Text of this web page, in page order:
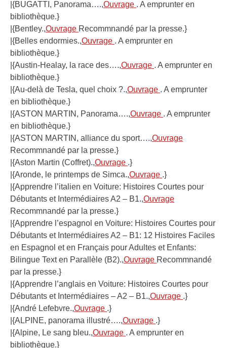
|{BUGATTI, Panorama….,Ouvrage . A emprunter en
bibliothèque.}
|{Bentley.,Ouvrage Recommnandé par la presse.}
|{Belles endormies.,Ouvrage . A emprunter en
bibliothèque.}
|{Austin-Healay, la race des….,Ouvrage . A emprunter en
bibliothèque.}
|{Au-delà de Tesla, quel choix ?.,Ouvrage . A emprunter
en bibliothèque.}
|{ASTON MARTIN, Panorama….,Ouvrage . A emprunter
en bibliothèque.}
|{ASTON MARTIN, alliance du sport….,Ouvrage
Recommnandé par la presse.}
|{Aston Martin (Coffret).,Ouvrage .}
|{Aronde, le printemps de Simca.,Ouvrage .}
|{Apprendre l’italien en Voiture: Histoires Courtes pour
Débutants et Intermédiaires A2 – B1.,Ouvrage
Recommnandé par la presse.}
|{Apprendre l’espagnol en Voiture: Histoires Courtes pour
Débutants et Intermédiaires A2 – B1: 12 Histoires Faciles
en Espagnol et en Français pour Adultes et Enfants:
Bilingue Text en Parallèle (B2).,Ouvrage Recommnandé
par la presse.}
|{Apprendre l’anglais en Voiture: Histoires Courtes pour
Débutants et Intermédiaires – A2 – B1.,Ouvrage .}
|{André Lefebvre.,Ouvrage .}
|{ALPINE, panorama illustré….,Ouvrage .}
|{Alpine, Le sang bleu.,Ouvrage . A emprunter en
bibliothèque.}